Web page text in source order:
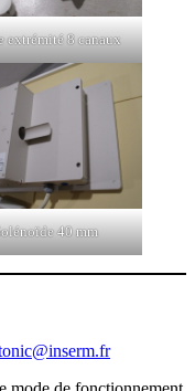
extrémité 8 canaux
40 mm